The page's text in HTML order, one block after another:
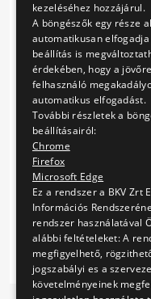
Eljárás száma
Ajánlattételi
határidő
Helyszíni
10:00
Ajánlati
Budavári
kezeléséhez hozzájárul.
A böngészők egy része
automatikusan
beállítás is
érdekében, hogy a
felhasználó
automatikus elfogadást.
További részletek a
beállításairól:
Chrome
Firefox
Microsoft Edge
Ez a rendszer a BKV Zrt
Információs
rendszer használatával
alábbi feltételeket: A
megfigyelhető,
jogszabályi es a
követelményeinek